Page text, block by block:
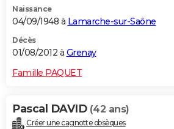
Naissance
04/09/1948 à Lamarche-sur-Saône
Décès
01/08/2012 à Grenay
Famille PAQUET
Pascal DAVID (42 ans)
Créer une cagnotte obsèques